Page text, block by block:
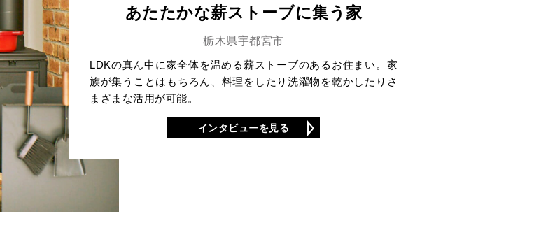
あたたかな薪ストーブに集う家
栃木県宇都宮市
LDKの真ん中に家全体を温める薪ストーブのあるお住まい。家
族が集うことはもちろん、料理をしたり洗濯物を乾かしたりさ
まざまな活用が可能。
インタビューを見る